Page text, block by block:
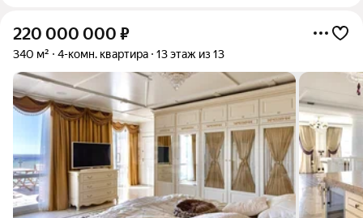
220 000 000 ₽
340 м² 4-комн. квартира 13 этаж из 13